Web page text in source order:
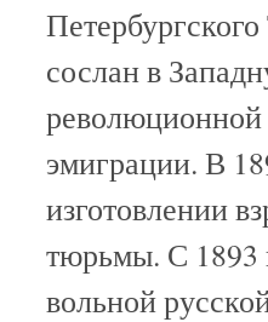
сослан в
революционной
эмиграции. В
изготовлении
тюрьмы. С 1893
вольной